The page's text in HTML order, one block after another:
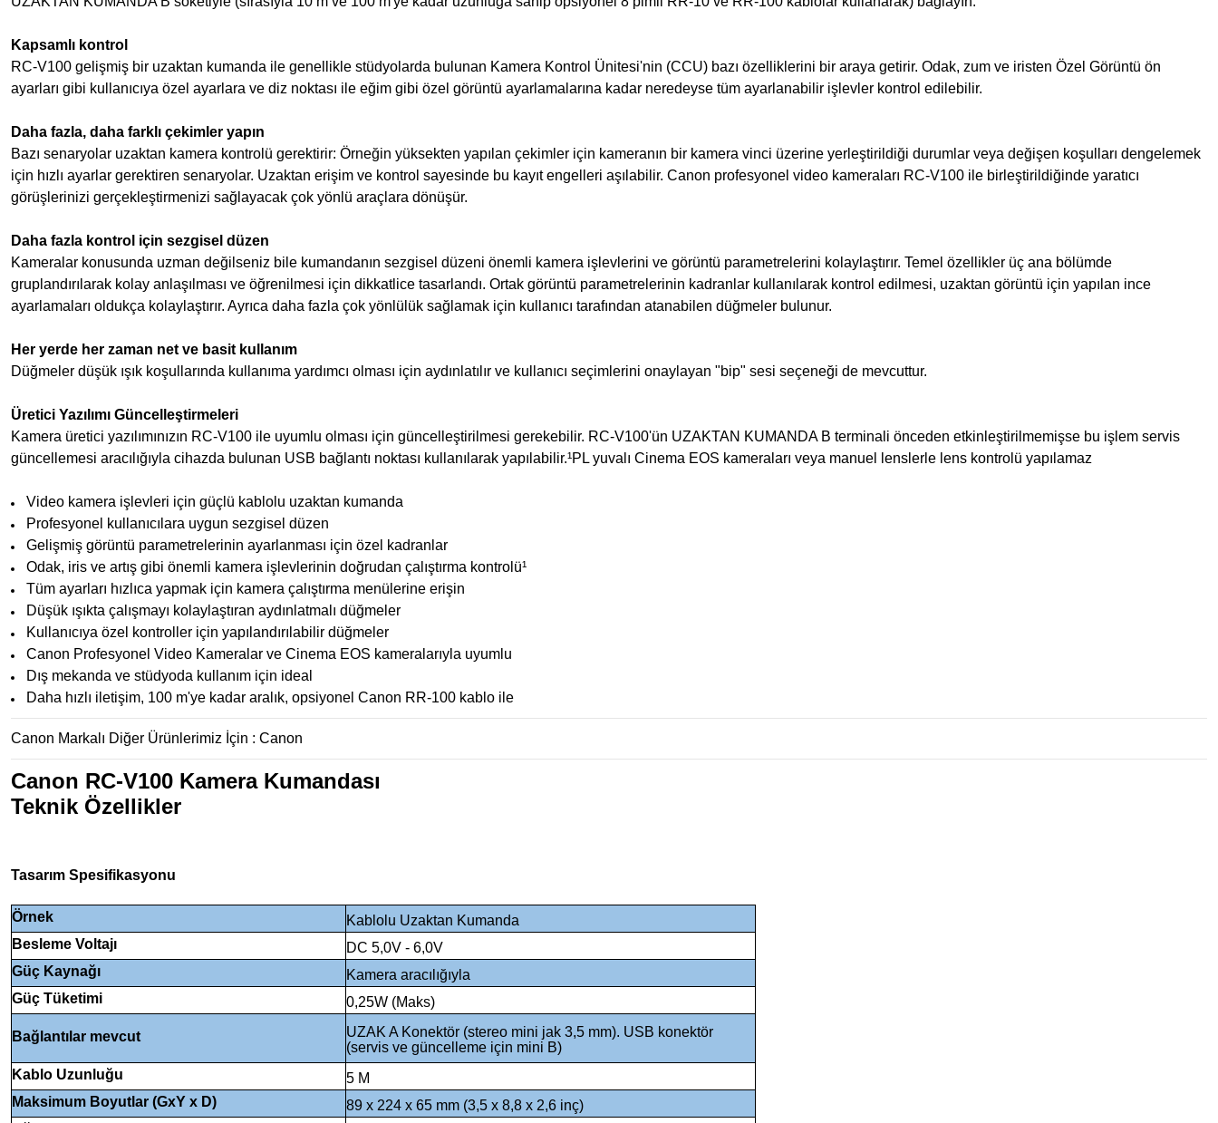
Kapsamlı kontrol
RC-V100 gelişmiş bir uzaktan kumanda ile genellikle stüdyolarda bulunan Kamera Kontrol Ünitesi'nin (CCU) bazı özelliklerini bir araya getirir. Odak, zum ve iristen Özel Görüntü ön
ayarları gibi kullanıcıya özel ayarlara ve diz noktası ile eğim gibi özel görüntü ayarlamalarına kadar neredeyse tüm ayarlanabilir işlevler kontrol edilebilir.
Daha fazla, daha farklı çekimler yapın
Bazı senaryolar uzaktan kamera kontrolü gerektirir: Örneğin yüksekten yapılan çekimler için kameranın bir kamera vinci üzerine yerleştirildiği durumlar veya değişen koşulları dengelemek
için hızlı ayarlar gerektiren senaryolar. Uzaktan erişim ve kontrol sayesinde bu kayıt engelleri aşılabilir. Canon profesyonel video kameraları RC-V100 ile birleştirildiğinde yaratıcı
görüşlerinizi gerçekleştirmenizi sağlayacak çok yönlü araçlara dönüşür.
Daha fazla kontrol için sezgisel düzen
Kameralar konusunda uzman değilseniz bile kumandanın sezgisel düzeni önemli kamera işlevlerini ve görüntü parametrelerini kolaylaştırır. Temel özellikler üç ana bölümde
gruplandırılarak kolay anlaşılması ve öğrenilmesi için dikkatlice tasarlandı. Ortak görüntü parametrelerinin kadranlar kullanılarak kontrol edilmesi, uzaktan görüntü için yapılan ince
ayarlamaları oldukça kolaylaştırır. Ayrıca daha fazla çok yönlülük sağlamak için kullanıcı tarafından atanabilen düğmeler bulunur.
Her yerde her zaman net ve basit kullanım
Düğmeler düşük ışık koşullarında kullanıma yardımcı olması için aydınlatılır ve kullanıcı seçimlerini onaylayan "bip" sesi seçeneği de mevcuttur.
Üretici Yazılımı Güncelleştirmeleri
Kamera üretici yazılımınızın RC-V100 ile uyumlu olması için güncelleştirilmesi gerekebilir. RC-V100'ün UZAKTAN KUMANDA B terminali önceden etkinleştirilmemişse bu işlem servis
güncellemesi aracılığıyla cihazda bulunan USB bağlantı noktası kullanılarak yapılabilir.¹PL yuvalı Cinema EOS kameraları veya manuel lenslerle lens kontrolü yapılamaz
Video kamera işlevleri için güçlü kablolu uzaktan kumanda
Profesyonel kullanıcılara uygun sezgisel düzen
Gelişmiş görüntü parametrelerinin ayarlanması için özel kadranlar
Odak, iris ve artış gibi önemli kamera işlevlerinin doğrudan çalıştırma kontrolü¹
Tüm ayarları hızlıca yapmak için kamera çalıştırma menülerine erişin
Düşük ışıkta çalışmayı kolaylaştıran aydınlatmalı düğmeler
Kullanıcıya özel kontroller için yapılandırılabilir düğmeler
Canon Profesyonel Video Kameralar ve Cinema EOS kameralarıyla uyumlu
Dış mekanda ve stüdyoda kullanım için ideal
Daha hızlı iletişim, 100 m'ye kadar aralık, opsiyonel Canon RR-100 kablo ile
Canon Markalı Diğer Ürünlerimiz İçin : Canon
Canon RC-V100 Kamera Kumandası
Teknik Özellikler
Tasarım Spesifikasyonu
Örnek
Kablolu Uzaktan Kumanda
Besleme Voltajı
DC 5,0V - 6,0V
Güç Kaynağı
Kamera aracılığıyla
Güç Tüketimi
0,25W (Maks)
Bağlantılar mevcut
UZAK A Konektör (stereo mini jak 3,5 mm). USB konektör
(servis ve güncelleme için mini B)
Kablo Uzunluğu
5 M
Maksimum Boyutlar (GxY x D)
89 x 224 x 65 mm (3,5 x 8,8 x 2,6 inç)